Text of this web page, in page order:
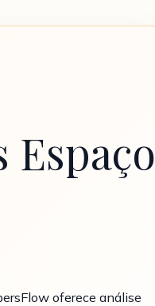
Espaço
oferece análise